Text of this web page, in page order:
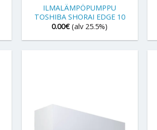
ILMALÄMPÖPUMPPU
TOSHIBA SHORAI EDGE 10
0.00€ (alv 25.5%)